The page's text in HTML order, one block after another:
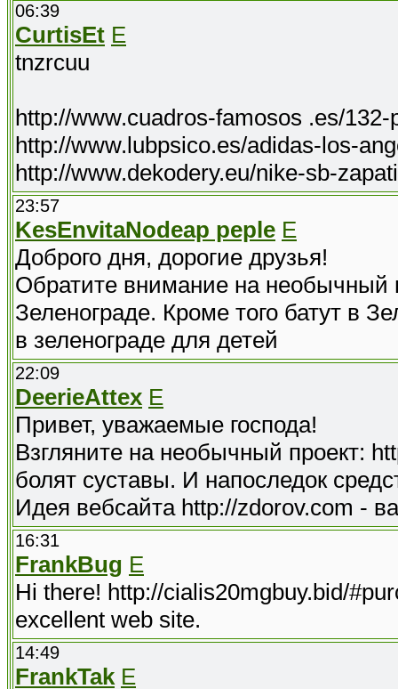
06:39
CurtisEt E
tnzrcuu
http://www.cuadros-famosos .es/
http://www.lubpsico.es/adidas-los-
http://www.dekodery.eu/nike-sb-
23:57
KesEnvitaNodeap peple E
Доброго дня, дорогие друзья!
Обратите внимание на необычный
Зеленограде. Кроме того батут в
в зеленограде для детей
22:09
DeerieAttex E
Привет, уважаемые господа!
Взгляните на необычный проект:
болят суставы. И напоследок
Идея вебсайта http://zdorov.com -
16:31
FrankBug E
Hi there! http://cialis20mgbuy.bid/
excellent web site.
14:49
FrankTak E